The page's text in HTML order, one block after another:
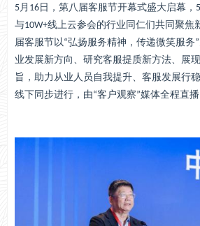
5月16日，第八届客服节开幕式盛大启幕，
与10W+线上云参会的行业同仁们共同聚焦
届客服节以“弘扬服务精神，传递微笑服务
业发展新方向、研究客服提质新方法、展
旨，助力从业人员自我提升、客服发展行
线下同步进行，由“客户观察”媒体全程直播